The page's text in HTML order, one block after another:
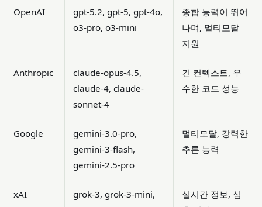
OpenAI
gpt-5.2, gpt-5, gpt-4o,
o3-pro, o3-mini
종합 능력이 뛰어
나며, 멀티모달
지원
Anthropic
claude-opus-4.5,
claude-4, claude-
sonnet-4
긴 컨텍스트, 우
수한 코드 성능
Google
gemini-3.0-pro,
gemini-3-flash,
gemini-2.5-pro
멀티모달, 강력한
추론 능력
xAI
grok-3, grok-3-mini,
실시간 정보, 심